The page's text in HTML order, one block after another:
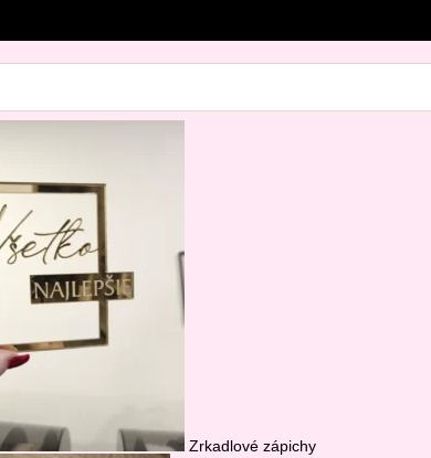
Zrkadlové zápichy